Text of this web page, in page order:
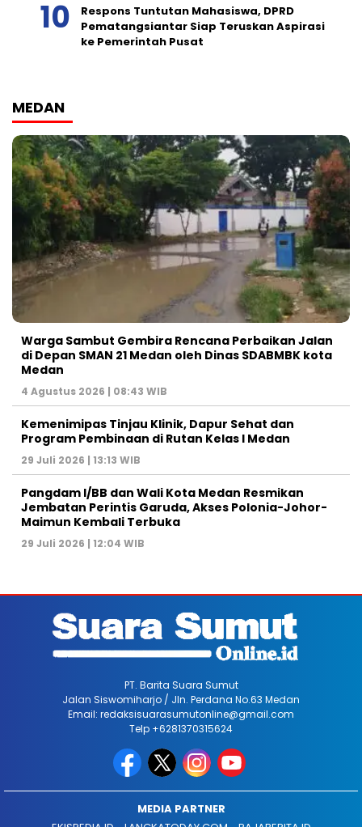
Respons Tuntutan Mahasiswa, DPRD
Pematangsiantar Siap Teruskan Aspirasi
ke Pemerintah Pusat
MEDAN
Warga Sambut Gembira Rencana Perbaikan Jalan
di Depan SMAN 21 Medan oleh Dinas SDABMBK kota
Medan
4 Agustus 2026 | 08:43 WIB
Kemenimipas Tinjau Klinik, Dapur Sehat dan
Program Pembinaan di Rutan Kelas I Medan
29 Juli 2026 | 13:13 WIB
Pangdam I/BB dan Wali Kota Medan Resmikan
Jembatan Perintis Garuda, Akses Polonia-Johor-
Maimun Kembali Terbuka
29 Juli 2026 | 12:04 WIB
PT. Barita Suara Sumut
Jalan Siswomiharjo / Jln. Perdana No.63 Medan
Email: redaksisuarasumutonline@gmail.com
Telp +6281370315624
MEDIA PARTNER